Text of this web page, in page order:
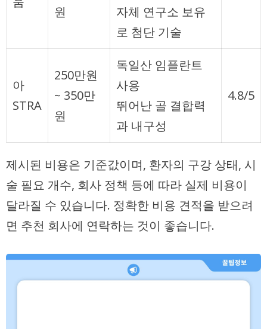
원
자체 연구소 보유
로 첨단 기술
아
STRA
250만원
~ 350만
원
독일산 임플란트
사용
뛰어난 골 결합력
과 내구성
4.8/5
제시된 비용은 기준값이며, 환자의 구강 상태, 시
술 필요 개수, 회사 정책 등에 따라 실제 비용이
달라질 수 있습니다. 정확한 비용 견적을 받으려
면 추천 회사에 연락하는 것이 좋습니다.